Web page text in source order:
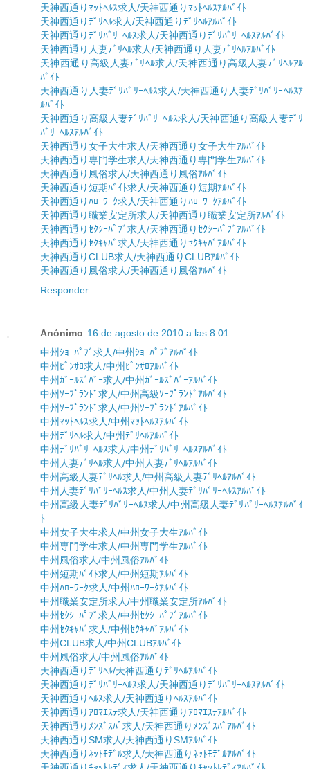
天神西通りﾏｯﾄﾍﾙｽ求人/天神西通りﾏｯﾄﾍﾙｽｱﾙﾊﾞｲﾄ
天神西通りﾃﾞﾘﾍﾙ求人/天神西通りﾃﾞﾘﾍﾙｱﾙﾊﾞｲﾄ
天神西通りﾃﾞﾘﾊﾞﾘｰﾍﾙｽ求人/天神西通りﾃﾞﾘﾊﾞﾘｰﾍﾙｽｱﾙﾊﾞｲﾄ
天神西通り人妻ﾃﾞﾘﾍﾙ求人/天神西通り人妻ﾃﾞﾘﾍﾙｱﾙﾊﾞｲﾄ
天神西通り高級人妻ﾃﾞﾘﾍﾙ求人/天神西通り高級人妻ﾃﾞﾘﾍﾙｱﾙ
ﾊﾞｲﾄ
天神西通り人妻ﾃﾞﾘﾊﾞﾘｰﾍﾙｽ求人/天神西通り人妻ﾃﾞﾘﾊﾞﾘｰﾍﾙｽｱ
ﾙﾊﾞｲﾄ
天神西通り高級人妻ﾃﾞﾘﾊﾞﾘｰﾍﾙｽ求人/天神西通り高級人妻ﾃﾞﾘ
ﾊﾞﾘｰﾍﾙｽｱﾙﾊﾞｲﾄ
天神西通り女子大生求人/天神西通り女子大生ｱﾙﾊﾞｲﾄ
天神西通り専門学生求人/天神西通り専門学生ｱﾙﾊﾞｲﾄ
天神西通り風俗求人/天神西通り風俗ｱﾙﾊﾞｲﾄ
天神西通り短期ﾊﾞｲﾄ求人/天神西通り短期ｱﾙﾊﾞｲﾄ
天神西通りﾊﾛｰﾜｰｸ求人/天神西通りﾊﾛｰﾜｰｸｱﾙﾊﾞｲﾄ
天神西通り職業安定所求人/天神西通り職業安定所ｱﾙﾊﾞｲﾄ
天神西通りｾｸｼｰﾊﾟﾌﾞ求人/天神西通りｾｸｼｰﾊﾟﾌﾞｱﾙﾊﾞｲﾄ
天神西通りｾｸｷｬﾊﾞ求人/天神西通りｾｸｷｬﾊﾞｱﾙﾊﾞｲﾄ
天神西通りCLUB求人/天神西通りCLUBｱﾙﾊﾞｲﾄ
天神西通り風俗求人/天神西通り風俗ｱﾙﾊﾞｲﾄ
Responder
Anónimo 16 de agosto de 2010 a las 8:01
中州ｼｮｰﾊﾟﾌﾞ求人/中州ｼｮｰﾊﾟﾌﾞｱﾙﾊﾞｲﾄ
中州ﾋﾟﾝｻﾛ求人/中州ﾋﾟﾝｻﾛｱﾙﾊﾞｲﾄ
中州ｶﾞｰﾙｽﾞﾊﾞｰ求人/中州ｶﾞｰﾙｽﾞﾊﾞｰｱﾙﾊﾞｲﾄ
中州ｿｰﾌﾟﾗﾝﾄﾞ求人/中州高級ｿｰﾌﾟﾗﾝﾄﾞｱﾙﾊﾞｲﾄ
中州ｿｰﾌﾟﾗﾝﾄﾞ求人/中州ｿｰﾌﾟﾗﾝﾄﾞｱﾙﾊﾞｲﾄ
中州ﾏｯﾄﾍﾙｽ求人/中州ﾏｯﾄﾍﾙｽｱﾙﾊﾞｲﾄ
中州ﾃﾞﾘﾍﾙ求人/中州ﾃﾞﾘﾍﾙｱﾙﾊﾞｲﾄ
中州ﾃﾞﾘﾊﾞﾘｰﾍﾙｽ求人/中州ﾃﾞﾘﾊﾞﾘｰﾍﾙｽｱﾙﾊﾞｲﾄ
中州人妻ﾃﾞﾘﾍﾙ求人/中州人妻ﾃﾞﾘﾍﾙｱﾙﾊﾞｲﾄ
中州高級人妻ﾃﾞﾘﾍﾙ求人/中州高級人妻ﾃﾞﾘﾍﾙｱﾙﾊﾞｲﾄ
中州人妻ﾃﾞﾘﾊﾞﾘｰﾍﾙｽ求人/中州人妻ﾃﾞﾘﾊﾞﾘｰﾍﾙｽｱﾙﾊﾞｲﾄ
中州高級人妻ﾃﾞﾘﾊﾞﾘｰﾍﾙｽ求人/中州高級人妻ﾃﾞﾘﾊﾞﾘｰﾍﾙｽｱﾙﾊﾞｲ
ﾄ
中州女子大生求人/中州女子大生ｱﾙﾊﾞｲﾄ
中州専門学生求人/中州専門学生ｱﾙﾊﾞｲﾄ
中州風俗求人/中州風俗ｱﾙﾊﾞｲﾄ
中州短期ﾊﾞｲﾄ求人/中州短期ｱﾙﾊﾞｲﾄ
中州ﾊﾛｰﾜｰｸ求人/中州ﾊﾛｰﾜｰｸｱﾙﾊﾞｲﾄ
中州職業安定所求人/中州職業安定所ｱﾙﾊﾞｲﾄ
中州ｾｸｼｰﾊﾟﾌﾞ求人/中州ｾｸｼｰﾊﾟﾌﾞｱﾙﾊﾞｲﾄ
中州ｾｸｷｬﾊﾞ求人/中州ｾｸｷｬﾊﾞｱﾙﾊﾞｲﾄ
中州CLUB求人/中州CLUBｱﾙﾊﾞｲﾄ
中州風俗求人/中州風俗ｱﾙﾊﾞｲﾄ
天神西通りﾃﾞﾘﾍﾙ/天神西通りﾃﾞﾘﾍﾙｱﾙﾊﾞｲﾄ
天神西通りﾃﾞﾘﾊﾞﾘｰﾍﾙｽ求人/天神西通りﾃﾞﾘﾊﾞﾘｰﾍﾙｽｱﾙﾊﾞｲﾄ
天神西通りﾍﾙｽ求人/天神西通りﾍﾙｽｱﾙﾊﾞｲﾄ
天神西通りｱﾛﾏｴｽﾃ求人/天神西通りｱﾛﾏｴｽﾃｱﾙﾊﾞｲﾄ
天神西通りﾒﾝｽﾞｽﾊﾟ求人/天神西通りﾒﾝｽﾞｽﾊﾟｱﾙﾊﾞｲﾄ
天神西通りSM求人/天神西通りSMｱﾙﾊﾞｲﾄ
天神西通りﾈｯﾄﾓﾃﾞﾙ求人/天神西通りﾈｯﾄﾓﾃﾞﾙｱﾙﾊﾞｲﾄ